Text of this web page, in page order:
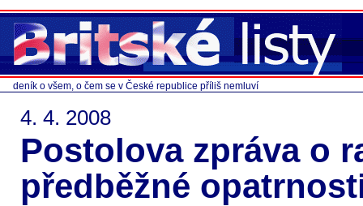
deník o všem, o čem se v České republice příliš nemluví
4. 4. 2008
Postolova zpráva o
předběžné